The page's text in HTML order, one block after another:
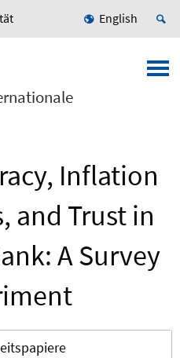
English
Inflation
and Trust in
A Survey